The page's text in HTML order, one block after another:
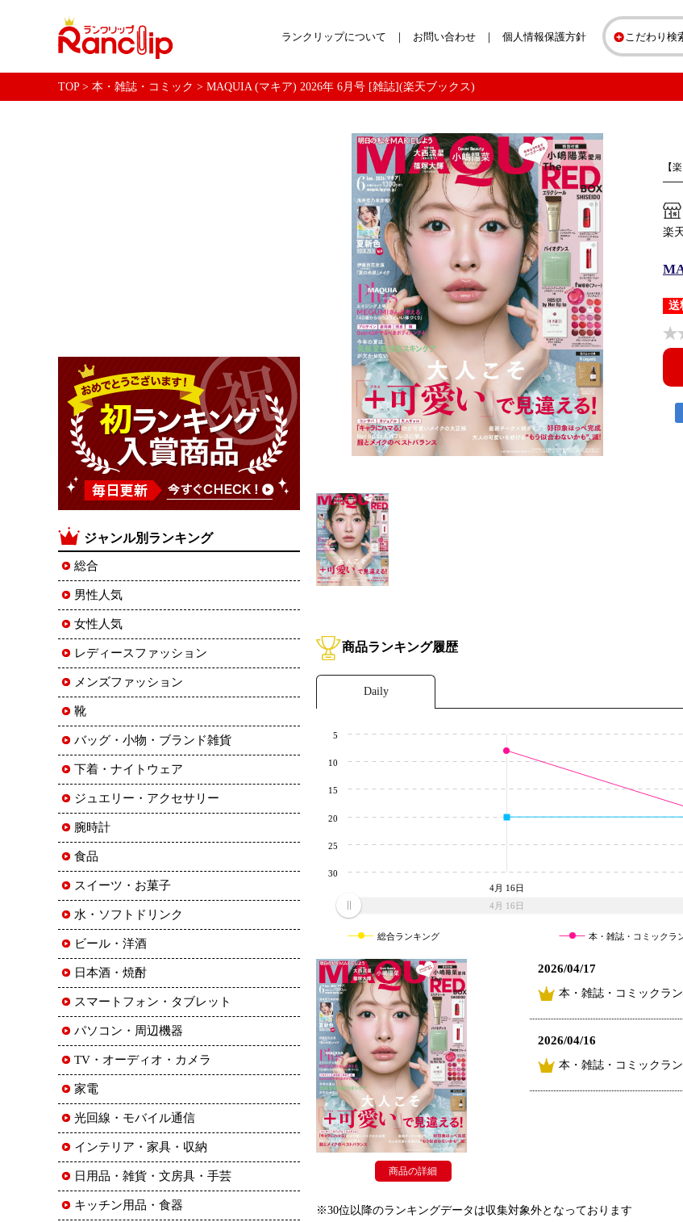
こだわり検
ランクリップについて お問い合わせ 個人情報保護方針
TOP> 本・雑誌・コミック > MAQUIA (マキア) 2026年 6月号 [雑誌](楽天ブックス)
【
楽
送
商品ランキング履歴
Daily
4月 16日
4月 16日
5
10
15
20
25
30
総合ランキング 本・雑誌・コミックラ
2026/04/17
本・雑誌・コミックラ
2026/04/16
本・雑誌・コミックラ
商品の詳細
※30位以降のランキングデータは収集対象外となっております
ジャンル別ランキング
総合
男性人気
女性人気
レディースファッション
メンズファッション
靴
バッグ・小物・ブランド雑貨
下着・ナイトウェア
ジュエリー・アクセサリー
腕時計
食品
スイーツ・お菓子
水・ソフトドリンク
ビール・洋酒
日本酒・焼酎
スマートフォン・タブレット
パソコン・周辺機器
TV・オーディオ・カメラ
家電
光回線・モバイル通信
インテリア・家具・収納
日用品・雑貨・文房具・手芸
キッチン用品・食器